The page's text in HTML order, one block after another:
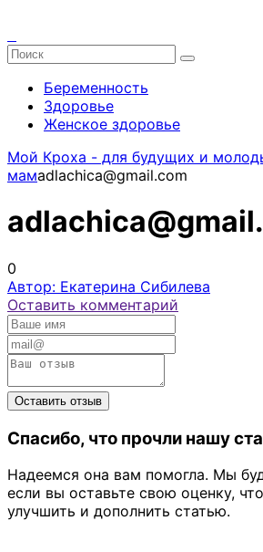
Беременность
Здоровье
Женское здоровье
Мой Кроха - для будущих и
мамadlachica@gmail.com
0
Автор: Екатерина Сибилева
Оставить комментарий
Спасибо, что прочли нашу
Надеемся она вам помогла. Мы
если вы оставьте свою оценку,
улучшить и дополнить статью.